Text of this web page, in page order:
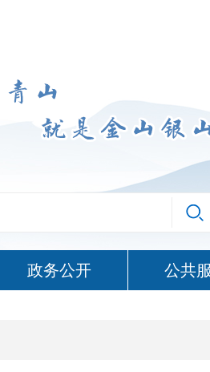
政务公开 公共